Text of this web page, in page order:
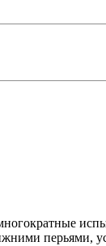
перьями,